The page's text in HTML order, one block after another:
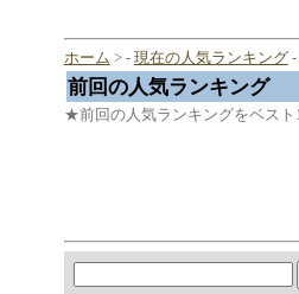
ホーム > - 現在の人気ランキング-
前回の人気ランキング
★前回の人気ランキングをベスト